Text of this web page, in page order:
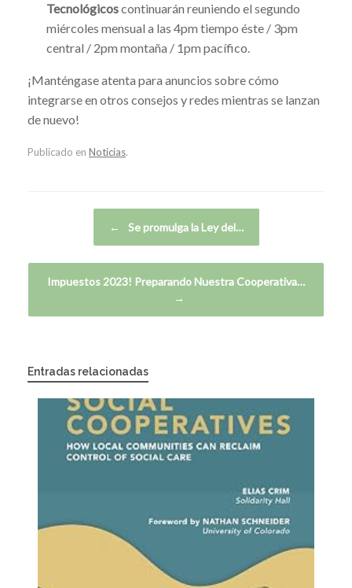
Tecnológicoscontinuarán reuniendo el segundo
miércoles mensual a las 4pm tiempo éste / 3pm
central / 2pm montaña / 1pm pacífico.
¡Manténgase atenta para anuncios sobre cómo
integrarse en otros consejos y redes mientras se lanzan
de nuevo!
Publicado en Noticias.
← Se promulga la Ley del…
Impuestos 2023! Preparando Nuestra Cooperativa…
→
Entradas relacionadas